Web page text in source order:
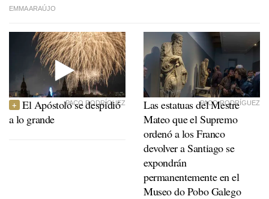
EMMA ARAÚJO
PACO RODRÍGUEZ
El Apóstolo se despidió
a lo grande
PACO RODRÍGUEZ
Las estatuas del Mestre
Mateo que el Supremo
ordenó a los Franco
devolver a Santiago se
expondrán
permanentemente en el
Museo do Pobo Galego